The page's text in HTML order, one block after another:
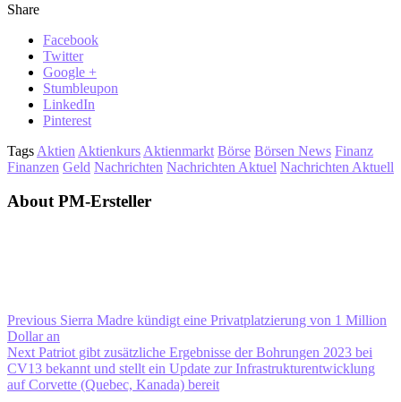
Share
Facebook
Twitter
Google +
Stumbleupon
LinkedIn
Pinterest
Tags Aktien Aktienkurs Aktienmarkt Börse Börsen News Finanz
Finanzen Geld Nachrichten Nachrichten Aktuel Nachrichten Aktuell
About PM-Ersteller
Previous Sierra Madre kündigt eine Privatplatzierung von 1 Million
Dollar an
Next Patriot gibt zusätzliche Ergebnisse der Bohrungen 2023 bei
CV13 bekannt und stellt ein Update zur Infrastrukturentwicklung
auf Corvette (Quebec, Kanada) bereit